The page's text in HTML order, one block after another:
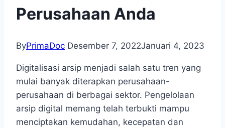
Perusahaan Anda
ByPrimaDoc Desember 7, 2022Januari 4, 2023
Digitalisasi arsip menjadi salah satu tren yang
mulai banyak diterapkan perusahaan-
perusahaan di berbagai sektor. Pengelolaan
arsip digital memang telah terbukti mampu
menciptakan kemudahan, kecepatan dan